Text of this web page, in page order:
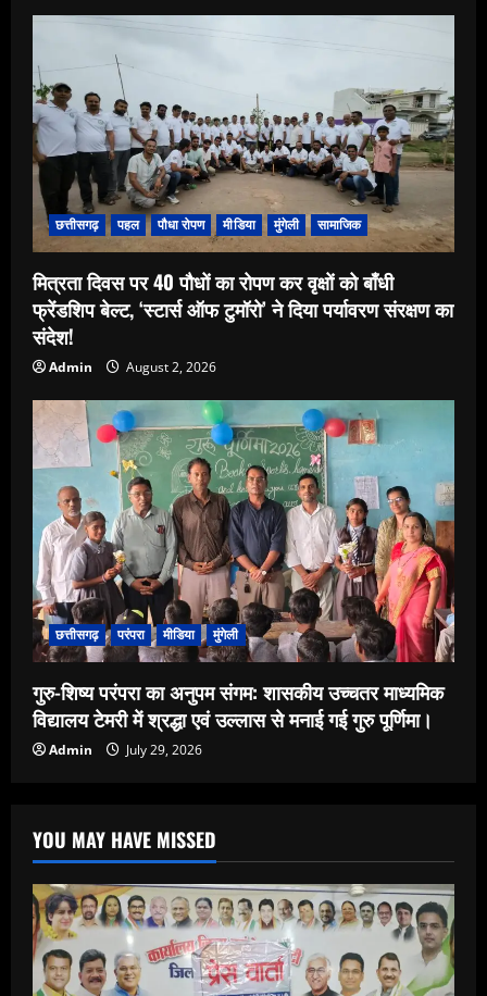
छत्तीसगढ़ पहल पौधा रोपण मीडिया मुंगेली सामाजिक
मित्रता दिवस पर 40 पौधों का रोपण कर वृक्षों को बाँधी
फ्रेंडशिप बेल्ट, ‘स्टार्स ऑफ टुमॉरो’ ने दिया पर्यावरण संरक्षण का
संदेश!
Admin August 2, 2026
छत्तीसगढ़ परंपरा मीडिया मुंगेली
गुरु-शिष्य परंपरा का अनुपम संगम: शासकीय उच्चतर माध्यमिक
विद्यालय टेमरी में श्रद्धा एवं उल्लास से मनाई गई गुरु पूर्णिमा।
Admin July 29, 2026
YOU MAY HAVE MISSED